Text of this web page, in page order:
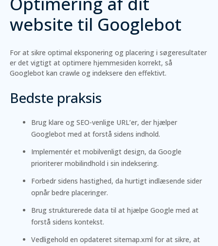
website til Googlebot
For at sikre optimal eksponering og placering i søgeresultater
er det vigtigt at optimere hjemmesiden korrekt, så
Googlebot kan crawle og indeksere den effektivt.
Bedste praksis
Brug klare og SEO-venlige URL’er, der hjælper
Googlebot med at forstå sidens indhold.
Implementér et mobilvenligt design, da Google
prioriterer mobilindhold i sin indeksering.
Forbedr sidens hastighed, da hurtigt indlæsende sider
opnår bedre placeringer.
Brug strukturerede data til at hjælpe Google med at
forstå sidens kontekst.
Vedligehold en opdateret sitemap.xml for at sikre, at